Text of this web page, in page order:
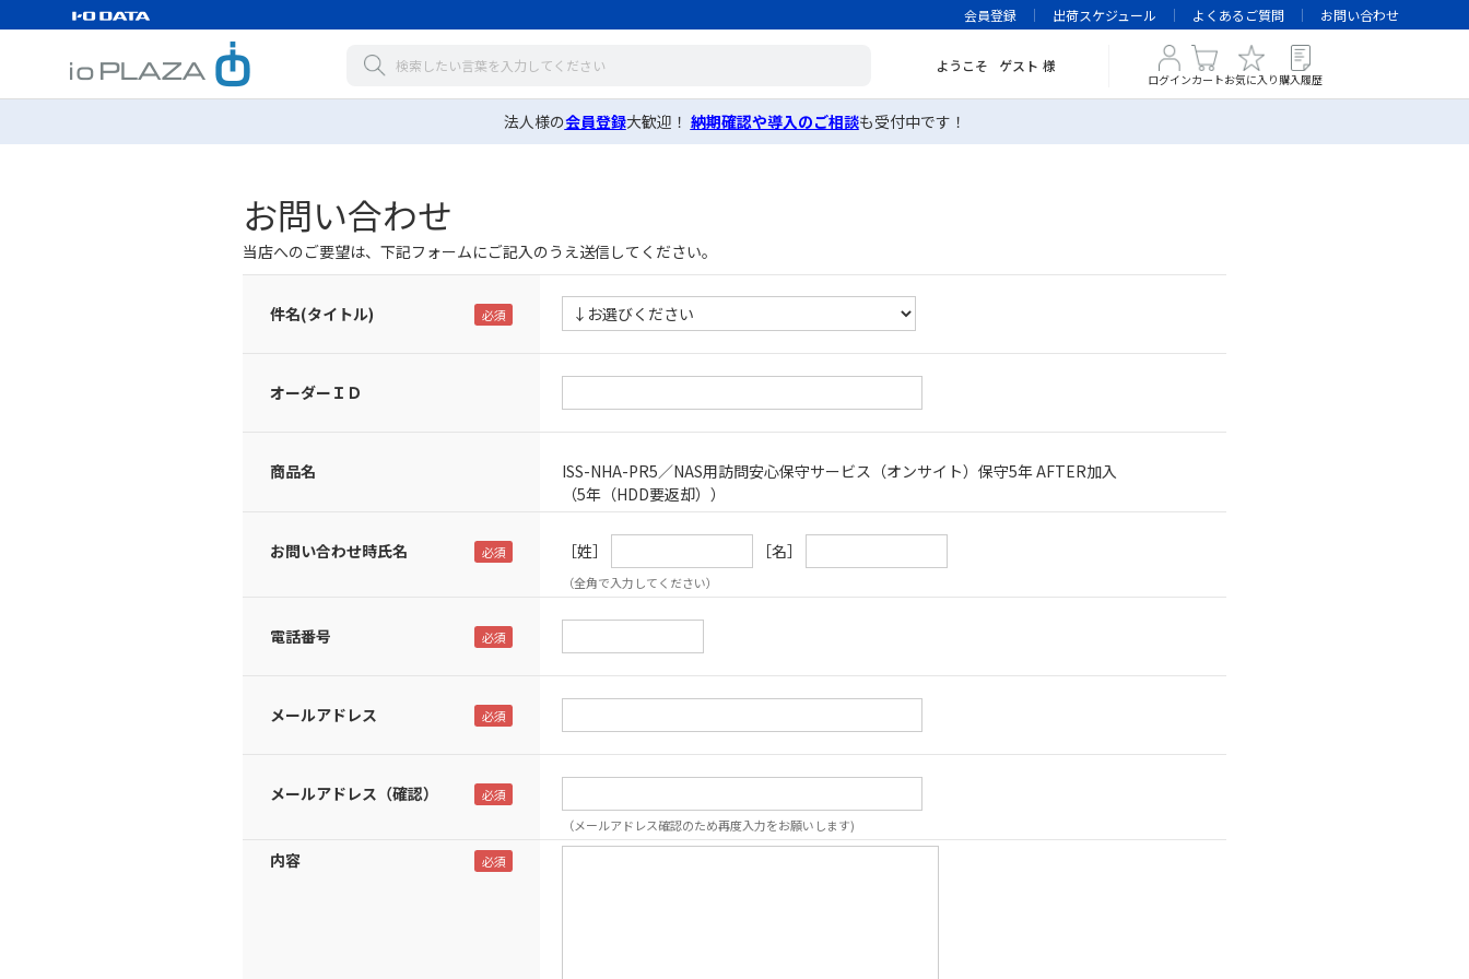
会員登録 出荷スケジュール よくあるご質問 お問い合わせ
ようこそ ゲスト 様
ログインカートお気に入り 購入履歴
法人様の会員登録大歓迎！ 納期確認や導入のご相談も受付中です！
お問い合わせ
当店へのご要望は、下記フォームにご記入のうえ送信してください。
件名(タイトル)
オーダーＩＤ
商品名
ISS-NHA-PR5／NAS用訪問安心保守サービス（オンサイト）保守5年 AFTER加入
（5年（HDD要返却））
お問い合わせ時氏名 ［姓］ ［名］
（全角で入力してください）
電話番号
メールアドレス
メールアドレス（確認）
（メールアドレス確認のため再度入力をお願いします)
内容